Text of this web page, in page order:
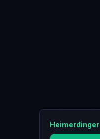
Heimerdinger